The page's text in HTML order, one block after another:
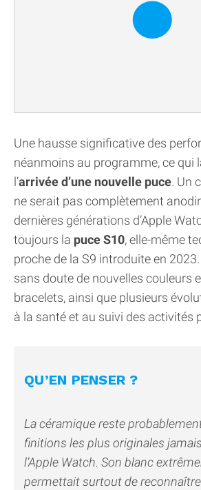
Une hausse significative des
néanmoins au programme, ce qui
l’arrivée d’une nouvelle puce. Un
ne serait pas complètement
dernières générations d’Apple
toujours la puce S10, elle-même
proche de la S9 introduite en
sans doute de nouvelles couleurs
bracelets, ainsi que plusieurs
à la santé et au suivi des activités
QU’EN PENSER ?
La céramique reste
finitions les plus originales
l’Apple Watch. Son blanc
permettait surtout de reconnaître